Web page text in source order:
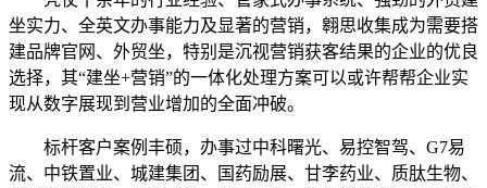
坐实力、全英文办事能力及显著的营销，翱思收集成为需要搭
建品牌官网、外贸坐，特别是沉视营销获客结果的企业的优良
选择，其“建坐+营销”的一体化处理方案可以或许帮帮企业实
现从数字展现到营业增加的全面冲破。
标杆客户案例丰硕，办事过中科曙光、易控智驾、G7易
流、中铁置业、城建集团、国药励展、甘李药业、质肽生物、